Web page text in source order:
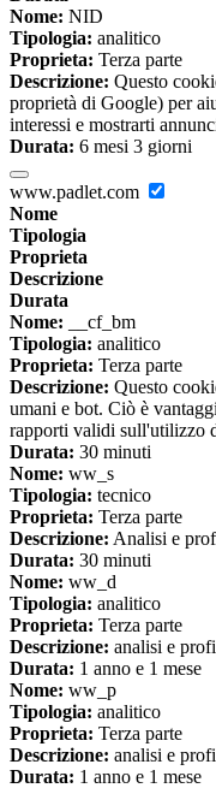
Nome: NID
Tipologia: analitico
Proprieta: Terza parte
Descrizione: Questo
proprietà di Google) per
interessi e mostrarti
Durata: 6 mesi 3 giorni
www.padlet.com
Nome
Tipologia
Proprieta
Descrizione
Durata
Nome: __cf_bm
Tipologia: analitico
Proprieta: Terza parte
Descrizione: Questo
umani e bot. Ciò è
rapporti validi sull'utilizzo
Durata: 30 minuti
Nome: ww_s
Tipologia: tecnico
Proprieta: Terza parte
Descrizione: Analisi e
Durata: 30 minuti
Nome: ww_d
Tipologia: analitico
Proprieta: Terza parte
Descrizione: analisi e
Durata: 1 anno e 1 mese
Nome: ww_p
Tipologia: analitico
Proprieta: Terza parte
Descrizione: analisi e
Durata: 1 anno e 1 mese